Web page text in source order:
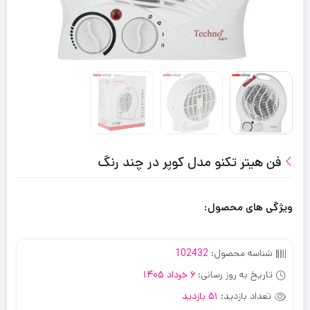
فن هیتر تکنو مدل کوپر در چند رنگ
ویژگی های محصول:
شناسه محصول: 102432
تاریخ به روز رسانی: 6 خرداد 1405
تعداد بازدید: 51 بازدید